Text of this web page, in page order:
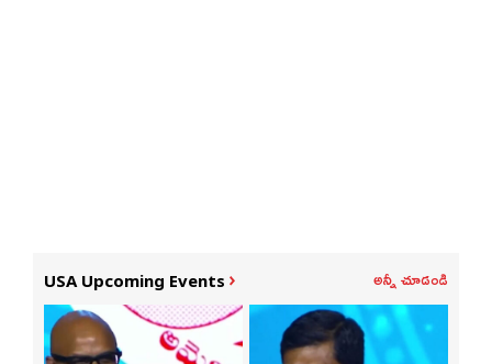
USA Upcoming Events అన్నీ చూడండి